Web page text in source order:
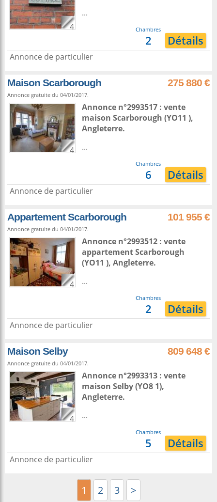
4
...
Chambres
2 Détails
Annonce de particulier
Maison Scarborough 275 880 €
Annonce gratuite du 04/01/2017.
4
Annonce n°2993517 : vente
maison Scarborough (YO11 ),
Angleterre.
...
Chambres
6 Détails
Annonce de particulier
Appartement Scarborough 101 955 €
Annonce gratuite du 04/01/2017.
4
Annonce n°2993512 : vente
appartementScarborough
(YO11 ), Angleterre.
...
Chambres
2 Détails
Annonce de particulier
Maison Selby 809 648 €
Annonce gratuite du 04/01/2017.
4
Annonce n°2993313 : vente
maison Selby(YO8 1),
Angleterre.
...
Chambres
5 Détails
Annonce de particulier
1 2 3 >